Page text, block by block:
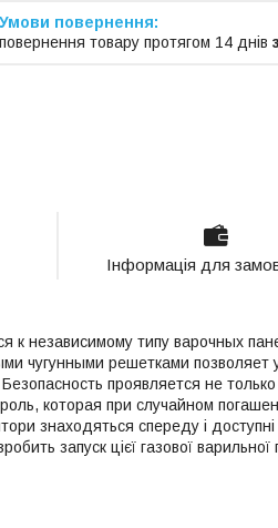
повернення товару протягом 14 днів
Інформація для
к независимому типу варочных
чугунными решетками позволяет
проявляется не только
которая при случайном
знаходяться спереду і
запуск цієї газової варильної